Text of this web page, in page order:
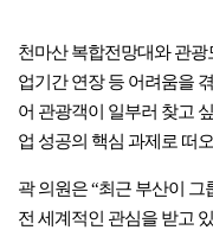
천마산 복합전망대와 관
업기간 연장 등 어려움을
어 관광객이 일부러 찾고
업 성공의 핵심 과제로 떠
곽 의원은 “최근 부산이
전 세계적인 관심을 받고